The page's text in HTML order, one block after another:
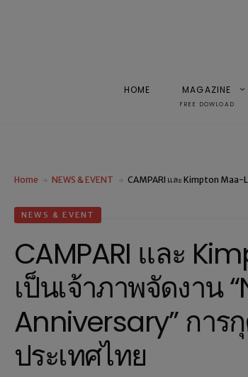
HOME MAGAZINE
FREE DOWLOAD
Home NEWS & EVENT CAMPARI และ Kimpton Maa-
NEWS & EVENT
CAMPARI และ
เป็นเจ้าภาพจัดงาน
Anniversary” การ
ประเทศไทย